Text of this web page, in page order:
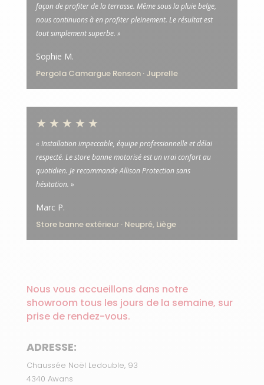
façon de profiter de la terrasse. Même sous la pluie belge,
nous continuons à en profiter pleinement. Le résultat est
tout simplement superbe. »
Sophie M.
Pergola Camargue Renson · Juprelle
★★★★★
« Installation impeccable, équipe professionnelle et délai
respecté. Le store banne motorisé est un vrai confort au
quotidien. Je recommande Allison Protection sans
hésitation. »
Marc P.
Store banne extérieur · Neupré, Liège
Nous vous accueillons dans notre
showroom tous les jours de la semaine, sur
prise de rendez-vous.
ADRESSE:
Chaussée Noël Ledouble, 93
4340 Awans